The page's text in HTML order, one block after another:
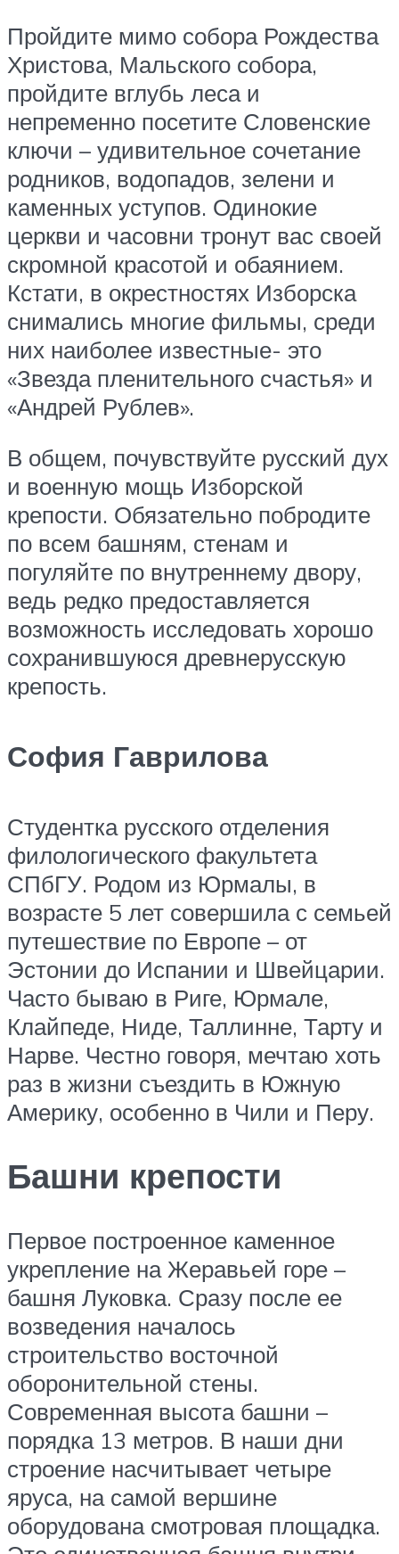
Пройдите мимо собора Рождества
Христова, Мальского собора,
пройдите вглубь леса и
непременно посетите Словенские
ключи – удивительное сочетание
родников, водопадов, зелени и
каменных уступов. Одинокие
церкви и часовни тронут вас своей
скромной красотой и обаянием.
Кстати, в окрестностях Изборска
снимались многие фильмы, среди
них наиболее известные- это
«Звезда пленительного счастья» и
«Андрей Рублев».
В общем, почувствуйте русский дух
и военную мощь Изборской
крепости. Обязательно побродите
по всем башням, стенам и
погуляйте по внутреннему двору,
ведь редко предоставляется
возможность исследовать хорошо
сохранившуюся древнерусскую
крепость.
София Гаврилова
Студентка русского отделения
филологического факультета
СПбГУ. Родом из Юрмалы, в
возрасте 5 лет совершила с семьей
путешествие по Европе – от
Эстонии до Испании и Швейцарии.
Часто бываю в Риге, Юрмале,
Клайпеде, Ниде, Таллинне, Тарту и
Нарве. Честно говоря, мечтаю хоть
раз в жизни съездить в Южную
Америку, особенно в Чили и Перу.
Башни крепости
Первое построенное каменное
укрепление на Жеравьей горе –
башня Луковка. Сразу после ее
возведения началось
строительство восточной
оборонительной стены.
Современная высота башни –
порядка 13 метров. В наши дни
строение насчитывает четыре
яруса, на самой вершине
оборудована смотровая площадка.